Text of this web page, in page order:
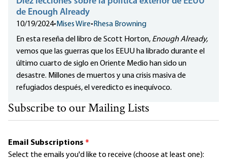
de Enough Already
10/19/2024• Mises Wire• Rhesa Browning
En esta reseña del libro de Scott Horton, Enough Already,
vemos que las guerras que los EEUU ha librado durante el
último cuarto de siglo en Oriente Medio han sido un
desastre. Millones de muertos y una crisis masiva de
refugiados después, el veredicto es inequívoco.
Subscribe to our Mailing Lists
Email Subscriptions *
Select the emails you'd like to receive (choose at least one):